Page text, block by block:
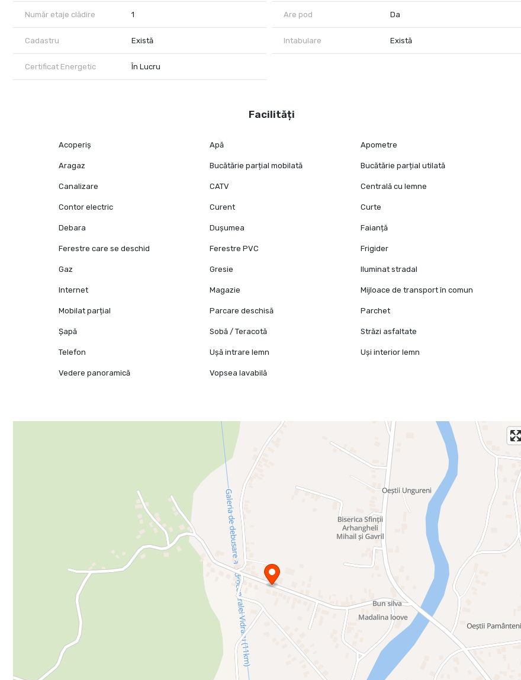
dispoziție!
Număr etaje clădire 1 Are pod Da
Cadastru Există Intabulare Există
Certificat Energetic În Lucru
Facilități
Acoperiș Apă Apometre
Aragaz Bucătărie parțial mobilată Bucătărie parțial utilată
Canalizare CATV Centrală cu lemne
Contor electric Curent Curte
Debara Dușumea Faianță
Ferestre care se deschid Ferestre PVC Frigider
Gaz Gresie Iluminat stradal
Internet Magazie Mijloace de transport în comun
Mobilat parțial Parcare deschisă Parchet
Șapă Sobă / Teracotă Străzi asfaltate
Telefon Ușă intrare lemn Uși interior lemn
Vedere panoramică Vopsea lavabilă